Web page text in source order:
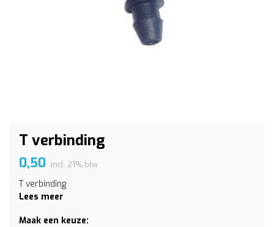
T verbinding
0,50 incl. 21% btw
T verbinding
Lees meer
Maak een keuze: